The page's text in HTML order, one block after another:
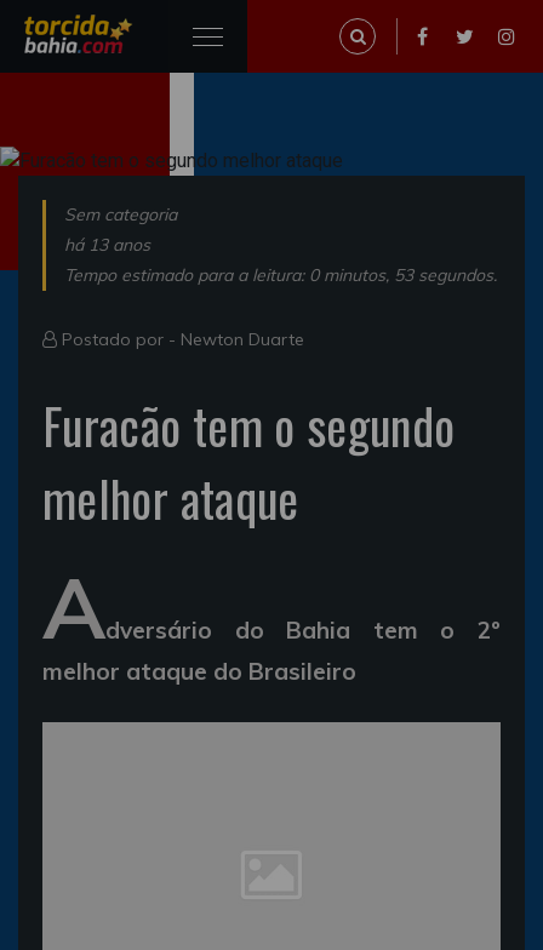
Sem categoria
há 13 anos
Tempo estimado para a leitura: 0 minutos, 53 segundos.
Postado por - Newton Duarte
Furacão tem o segundo
melhor ataque
Adversário do Bahia tem o 2º
melhor ataque do Brasileiro